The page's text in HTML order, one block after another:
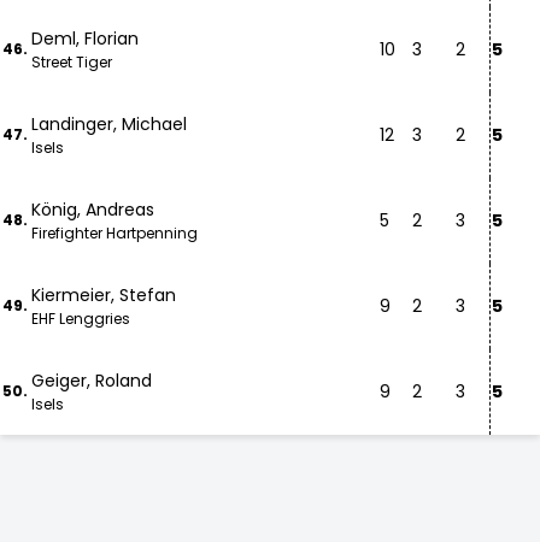
46. Deml, Florian
Street Tiger
10 3 2 5
47. Landinger, Michael
Isels
12 3 2 5
48. König, Andreas
Firefighter Hartpenning
5 2 3 5
49. Kiermeier, Stefan
EHF Lenggries
9 2 3 5
50. Geiger, Roland
Isels
9 2 3 5